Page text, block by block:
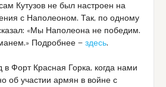
Кутузов не был настроен на
с Наполеоном. Так, по одному
«Мы Наполеона не победим.
Подробнее — здесь.
Форт Красная Горка, когда нами
об участии армян в войне с